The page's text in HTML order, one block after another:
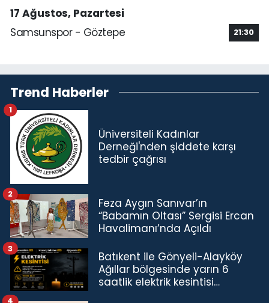
17 Ağustos, Pazartesi
Samsunspor - Göztepe
21:30
Trend Haberler
Üniversiteli Kadınlar
Derneği'nden şiddete karşı
tedbir çağrısı
1
Feza Aygın Sanıvar’ın
“Babamın Oltası” Sergisi Ercan
Havalimanı’nda Açıldı
2
Batıkent ile Gönyeli-Alayköy
Ağıllar bölgesinde yarın 6
saatlik elektrik kesintisi…
3
4